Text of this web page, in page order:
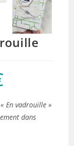
En vadrouille »
dans